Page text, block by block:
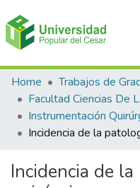
Communities &
All of DSpace
Statistics
Home
Instrumentación
Incidencia de